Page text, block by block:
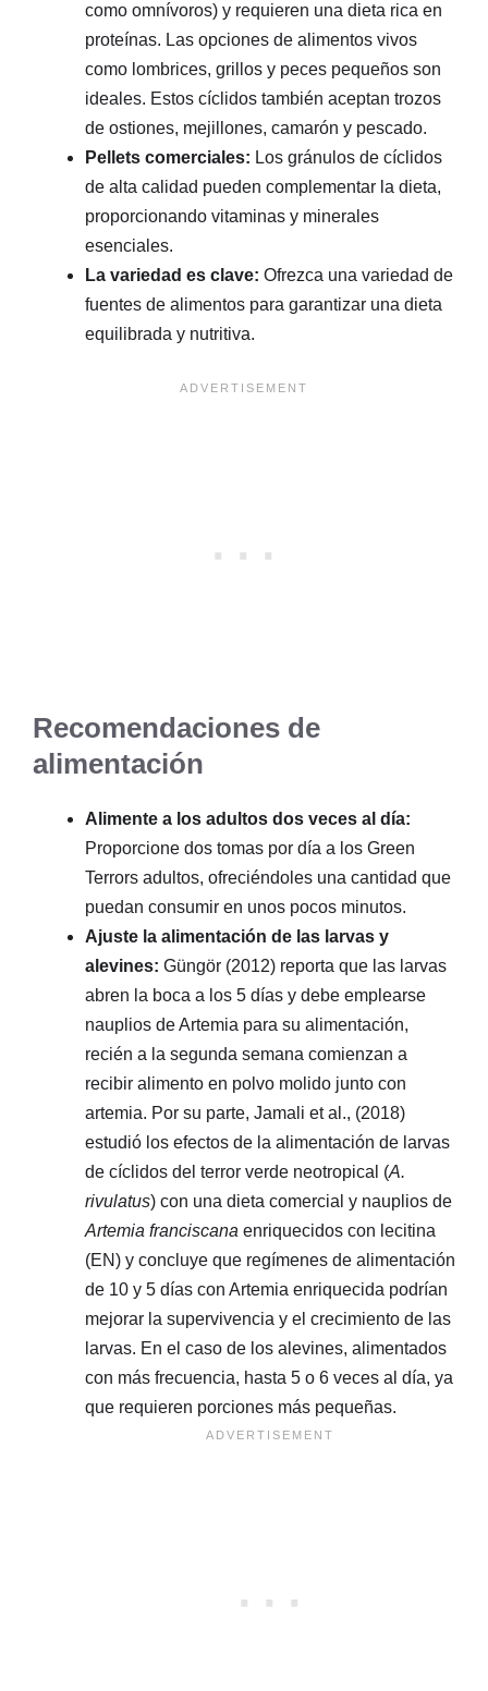
como omnívoros) y requieren una dieta rica en
proteínas. Las opciones de alimentos vivos
como lombrices, grillos y peces pequeños son
ideales. Estos cíclidos también aceptan trozos
de ostiones, mejillones, camarón y pescado.
Pellets comerciales: Los gránulos de cíclidos
de alta calidad pueden complementar la dieta,
proporcionando vitaminas y minerales
esenciales.
La variedad es clave: Ofrezca una variedad de
fuentes de alimentos para garantizar una dieta
equilibrada y nutritiva.
Recomendaciones de
alimentación
Alimente a los adultos dos veces al día:
Proporcione dos tomas por día a los Green
Terrors adultos, ofreciéndoles una cantidad que
puedan consumir en unos pocos minutos.
Ajuste la alimentación de las larvas y
alevines: Güngör (2012) reporta que las larvas
abren la boca a los 5 días y debe emplearse
nauplios de Artemia para su alimentación,
recién a la segunda semana comienzan a
recibir alimento en polvo molido junto con
artemia. Por su parte, Jamali et al., (2018)
estudió los efectos de la alimentación de larvas
de cíclidos del terror verde neotropical (A.
rivulatus) con una dieta comercial y nauplios de
Artemia franciscana enriquecidos con lecitina
(EN) y concluye que regímenes de alimentación
de 10 y 5 días con Artemia enriquecida podrían
mejorar la supervivencia y el crecimiento de las
larvas. En el caso de los alevines, alimentados
con más frecuencia, hasta 5 o 6 veces al día, ya
que requieren porciones más pequeñas.